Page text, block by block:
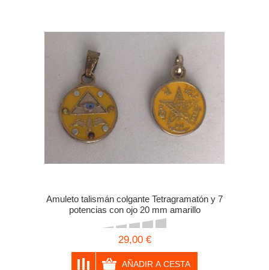
Amuleto talismán colgante Tetragramatón y 7
potencias con ojo 20 mm amarillo
29,00 €